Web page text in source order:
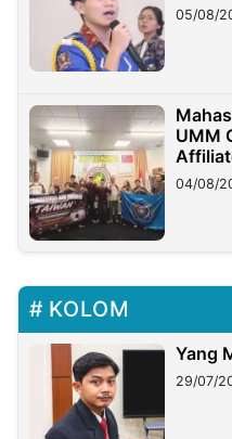
05/08/
UMM
04/08/
KOLOM
Yang
29/07/